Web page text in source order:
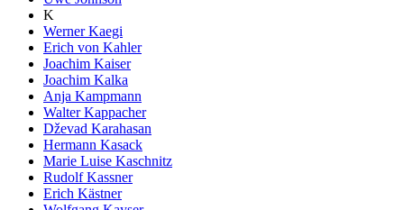
K
Werner Kaegi
Erich von Kahler
Joachim Kaiser
Joachim Kalka
Anja Kampmann
Walter Kappacher
Dževad Karahasan
Hermann Kasack
Marie Luise Kaschnitz
Rudolf Kassner
Erich Kästner